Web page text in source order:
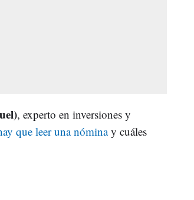
, experto en inversiones y
que leer una nóminay cuáles